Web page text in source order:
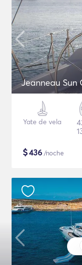
Jeanneau Sun
Yate de vela
$436 /noche